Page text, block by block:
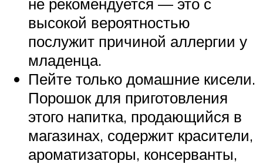
высокой вероятностью
послужит причиной аллергии у
младенца.
Пейте только домашние кисели.
Порошок для приготовления
этого напитка, продающийся в
магазинах, содержит красители,
ароматизаторы, консерванты,